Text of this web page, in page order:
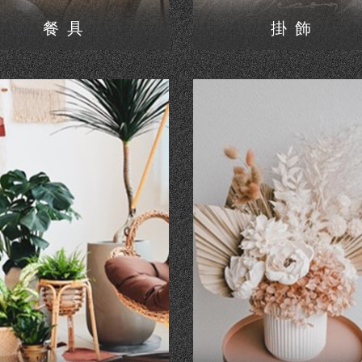
餐具 掛飾